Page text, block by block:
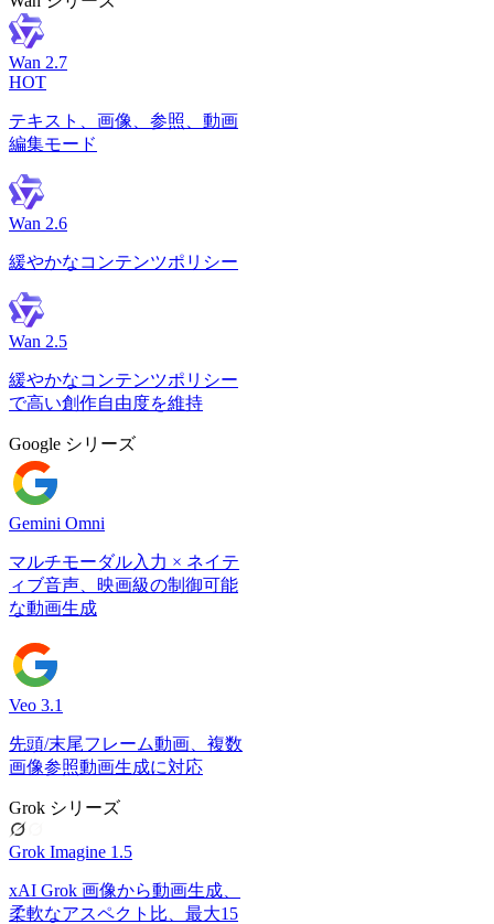
Wan 2.7
HOT
テキスト、画像、参照、動画
編集モード
Wan 2.6
緩やかなコンテンツポリシー
Wan 2.5
緩やかなコンテンツポリシー
で高い創作自由度を維持
Google シリーズ
Gemini Omni
マルチモーダル入力 × ネイテ
ィブ音声、映画級の制御可能
な動画生成
Veo 3.1
先頭/末尾フレーム動画、複数
画像参照動画生成に対応
Grok シリーズ
Grok Imagine 1.5
xAI Grok 画像から動画生成、
柔軟なアスペクト比、最大15